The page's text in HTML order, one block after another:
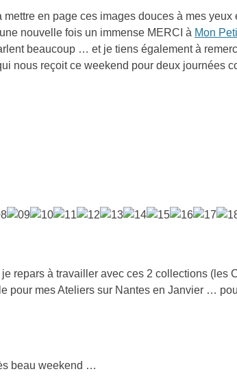
en page ces images douces à mes yeux
nouvelle fois un immense MERCI à Mon
beaucoup … et je tiens également à
nous reçoit ce weekend pour deux journées
repars à travailler avec ces 2 collections (les
pour mes Ateliers sur Nantes en Janvier …
beau weekend …